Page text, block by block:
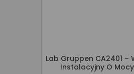
Lab Gruppen CA2401 –
Instalacyjny O Mocy